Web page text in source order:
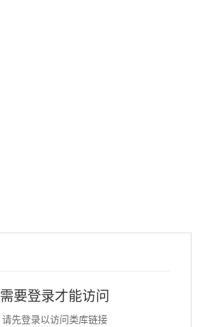
需要登录才能访问
请先登录以访问类库链接